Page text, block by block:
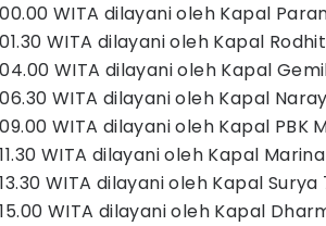
WITA dilayani oleh Kapal
WITA dilayani oleh Kapal
WITA dilayani oleh Kapal
WITA dilayani oleh Kapal
WITA dilayani oleh Kapal PBK
WITA dilayani oleh Kapal
WITA dilayani oleh Kapal Surya
WITA dilayani oleh Kapal